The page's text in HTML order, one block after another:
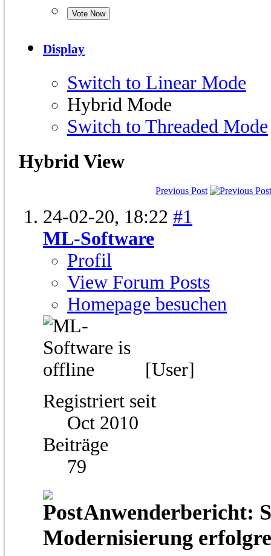
Display
Switch to Linear Mode
Hybrid Mode
Switch to Threaded Mode
Hybrid View
Previous Post
24-02-20, 18:22 #1
ML-Software
Profil
View Forum Posts
Homepage besuchen
[User]
Registriert seit
Oct 2010
Beiträge
79
Anwenderbericht:
Modernisierung